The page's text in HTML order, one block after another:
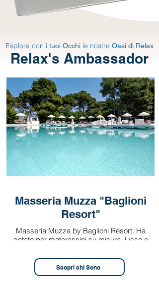
Esplora con i tuoi Occhi le nostre Oasi di Relax
Relax's Ambassador
Masseria Muzza "Baglioni
Resort"
Masseria Muzza by Baglioni Resort: Ha
optato per materassini su misura, lusso e
Scopri chi Sono